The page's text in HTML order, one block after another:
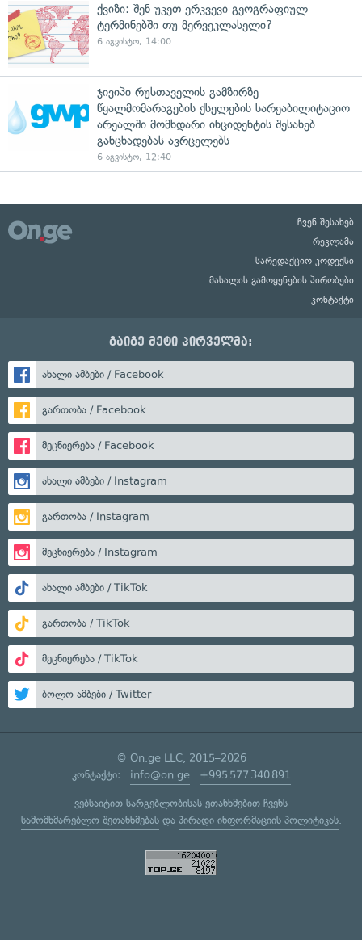
ქვიზი: შენ უკეთ ერკვევი გეოგრაფიულ
ტერმინებში თუ მერვეკლასელი?
6 აგვისტო, 14:00
ჯივიპი რუსთაველის გამზირზე
წყალმომარაგების ქსელების სარეაბილიტაციო
არეალში მომხდარი ინციდენტის შესახებ
განცხადებას ავრცელებს
6 აგვისტო, 12:40
ჩვენ შესახებ
რეკლამა
სარედაქციო კოდექსი
მასალის გამოყენების პირობები
კონტაქტი
გაიგე მეტი პირველმა:
ახალი ამბები / Facebook
გართობა / Facebook
მეცნიერება / Facebook
ახალი ამბები / Instagram
გართობა / Instagram
მეცნიერება / Instagram
ახალი ამბები / TikTok
გართობა / TikTok
მეცნიერება / TikTok
ბოლო ამბები / Twitter
© On.ge LLC, 2015–2026
კონტაქტი: info@on.ge +995 577 340 891
ვებსაიტით სარგებლობისას ეთანხმებით ჩვენს
სამომხმარებლო შეთანხმებასდა პირადი ინფორმაციის პოლიტიკას.